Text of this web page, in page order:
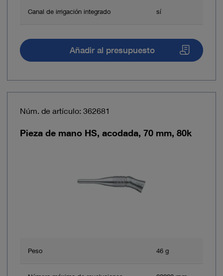
Canal de irrigación integrado sí
Añadir al presupuesto
Núm. de artículo: 362681
Pieza de mano HS, acodada, 70 mm, 80k
Peso 46 g